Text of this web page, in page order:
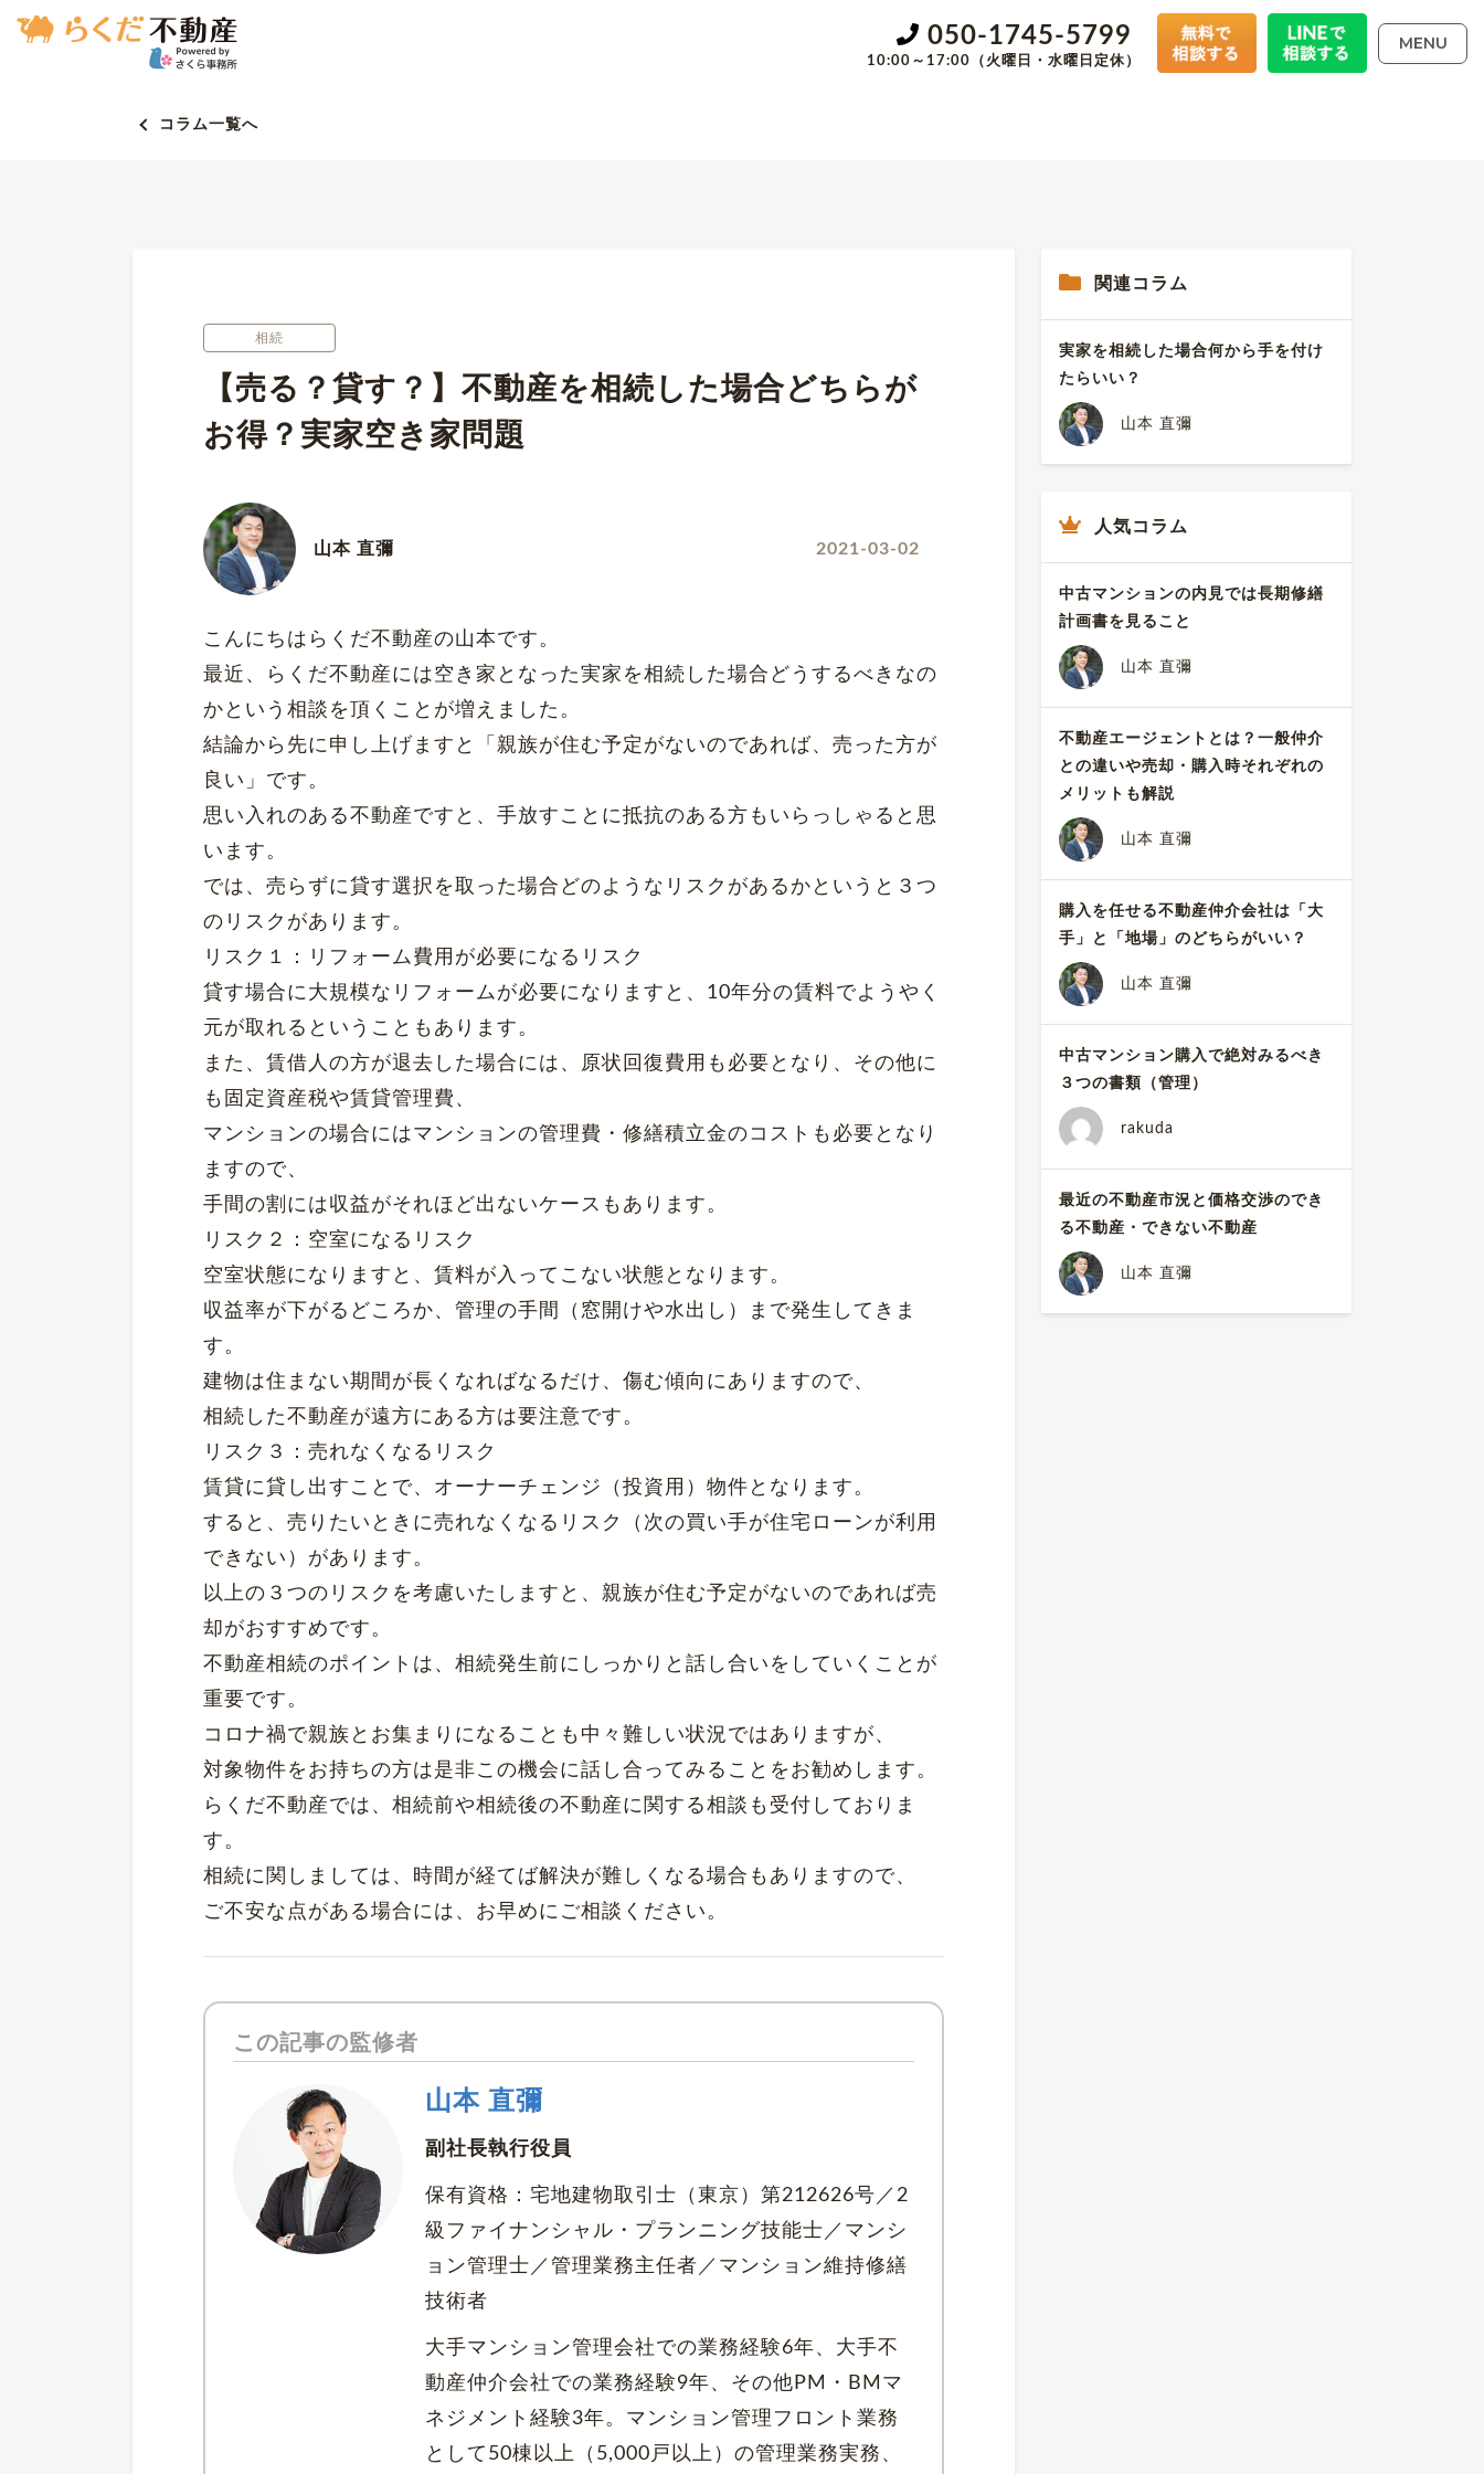
050-1745-5799
10:00～17:00（火曜日・水曜日定休）
MENU
コラム一覧へ
相続
【売る？貸す？】不動産を相続した場合どちらが
お得？実家空き家問題
山本 直彌 2021-03-02
こんにちはらくだ不動産の山本です。
最近、らくだ不動産には空き家となった実家を相続した場合どうするべきなの
かという相談を頂くことが増えました。
結論から先に申し上げますと「親族が住む予定がないのであれば、売った方が
良い」です。
思い入れのある不動産ですと、手放すことに抵抗のある方もいらっしゃると思
います。
では、売らずに貸す選択を取った場合どのようなリスクがあるかというと３つ
のリスクがあります。
リスク１：リフォーム費用が必要になるリスク
貸す場合に大規模なリフォームが必要になりますと、10年分の賃料でようやく
元が取れるということもあります。
また、賃借人の方が退去した場合には、原状回復費用も必要となり、その他に
も固定資産税や賃貸管理費、
マンションの場合にはマンションの管理費・修繕積立金のコストも必要となり
ますので、
手間の割には収益がそれほど出ないケースもあります。
リスク２：空室になるリスク
空室状態になりますと、賃料が入ってこない状態となります。
収益率が下がるどころか、管理の手間（窓開けや水出し）まで発生してきま
す。
建物は住まない期間が長くなればなるだけ、傷む傾向にありますので、
相続した不動産が遠方にある方は要注意です。
リスク３：売れなくなるリスク
賃貸に貸し出すことで、オーナーチェンジ（投資用）物件となります。
すると、売りたいときに売れなくなるリスク（次の買い手が住宅ローンが利用
できない）があります。
以上の３つのリスクを考慮いたしますと、親族が住む予定がないのであれば売
却がおすすめです。
不動産相続のポイントは、相続発生前にしっかりと話し合いをしていくことが
重要です。
コロナ禍で親族とお集まりになることも中々難しい状況ではありますが、
対象物件をお持ちの方は是非この機会に話し合ってみることをお勧めします。
らくだ不動産では、相続前や相続後の不動産に関する相談も受付しておりま
す。
相続に関しましては、時間が経てば解決が難しくなる場合もありますので、
ご不安な点がある場合には、お早めにご相談ください。
この記事の監修者
山本 直彌
副社長執行役員
保有資格：宅地建物取引士（東京）第212626号／2
級ファイナンシャル・プランニング技能士／マンシ
ョン管理士／管理業務主任者／マンション維持修繕
技術者
大手マンション管理会社での業務経験6年、大手不
動産仲介会社での業務経験9年、その他PM・BMマ
ネジメント経験3年。マンション管理フロント業務
として50棟以上（5,000戸以上）の管理業務実務、
関連コラム
実家を相続した場合何から手を付け
たらいい？
山本 直彌
人気コラム
中古マンションの内見では長期修繕
計画書を見ること
山本 直彌
不動産エージェントとは？一般仲介
との違いや売却・購入時それぞれの
メリットも解説
山本 直彌
購入を任せる不動産仲介会社は「大
手」と「地場」のどちらがいい？
山本 直彌
中古マンション購入で絶対みるべき
３つの書類（管理）
rakuda
最近の不動産市況と価格交渉のでき
る不動産・できない不動産
山本 直彌